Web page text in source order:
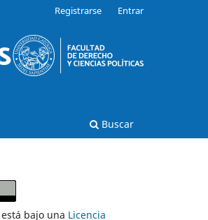
Buscar
Registrarse Entrar
bajo una Licencia